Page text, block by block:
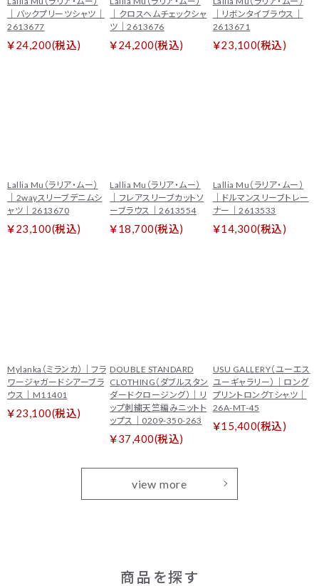
｜バックプリーツシャツ｜
2613677
￥24,200(税込)
｜クロスヘムチェックシャ
ツ｜2613676
￥24,200(税込)
｜リボンタイブラウス｜
2613671
￥23,100(税込)
Lallia Mu（ラリア・ムー）
｜2wayスリーブデニムシ
ャツ｜2613670
￥23,100(税込)
Lallia Mu（ラリア・ムー）
｜フレアスリーブカットソ
ーブラウス｜2613554
￥18,700(税込)
Lallia Mu（ラリア・ムー）
｜ドルマンスリーブトレー
ナー｜2613533
￥14,300(税込)
Mylanka（ミランカ）｜フラ
ワージャガードシアーブラ
ウス｜M11401
￥23,100(税込)
DOUBLE STANDARD
CLOTHING（ダブルスタン
ダードクロージング）｜リ
ップ刺繍天竺編みニットト
ップス｜0209-350-263
￥37,400(税込)
USU GALLERY（ユーエス
ユーギャラリー）｜ロング
プリントロングTシャツ｜
26A-MT-45
￥15,400(税込)
view more
商品を探す